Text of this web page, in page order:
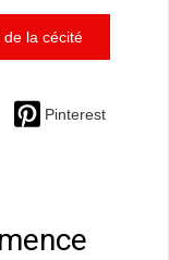
la cécité
Pinterest